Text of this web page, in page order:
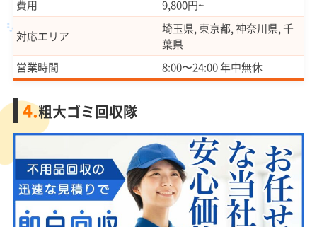
費用
9,800円~
対応エリア
埼玉県, 東京都, 神奈川県, 千
葉県
営業時間
8:00〜24:00 年中無休
4.粗大ゴミ回収隊